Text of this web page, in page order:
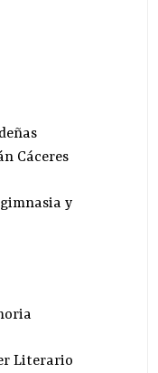
Cáceres
y
Literario